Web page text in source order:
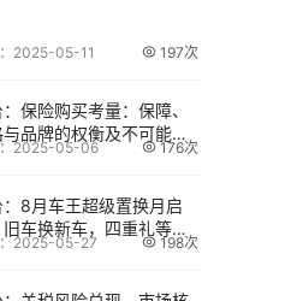
2025-05-11 197次
保险购买考量：保障、
品牌的权衡及不可能三
析2025-05-06 176次
8月车王超级置换月启
车换新车，四重礼等你
2025-05-27 198次